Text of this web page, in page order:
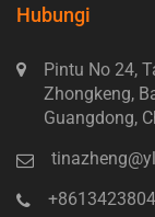
Hubungi
Pintu No 24,
Zhongkeng,
Guangdong,